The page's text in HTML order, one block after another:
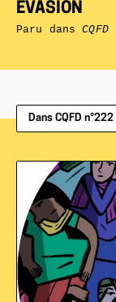
ÉVASION
Paru dansCQFD
Dans CQFD